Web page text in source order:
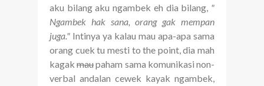
aku bilang aku ngambek eh dia bilang, "
Ngambek hak sana, orang gak mempan
juga." Intinya ya kalau mau apa-apa sama
orang cuek tu mesti to the point, dia mah
kagakmaupaham sama komunikasi non-
verbal andalan cewek kayak ngambek,